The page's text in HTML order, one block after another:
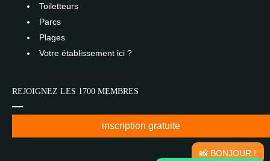
📸 BONJOUR !
Toiletteurs
Parcs
Plages
Votre établissement ici ?
REJOIGNEZ LES 1700 MEMBRES
inscription gratuite